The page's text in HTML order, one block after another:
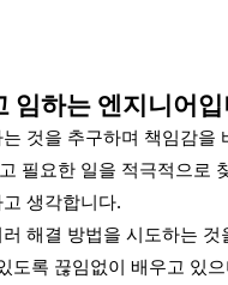
임하는 엔지니어
것을 추구하며 책임감을
필요한 일을 적극적으로
생각합니다.
해결 방법을 시도하는 것
도록 끊임없이 배우고 있